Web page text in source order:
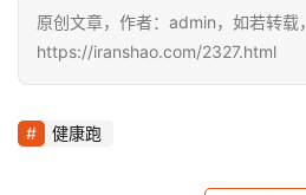
原创文章，作者：admin，如若转载
https://iranshao.com/2327.html
健康跑